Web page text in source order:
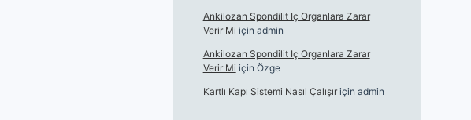
Ankilozan Spondilit Iç Organlara Zarar
Verir Mi için admin
Ankilozan Spondilit Iç Organlara Zarar
Verir Mi için Özge
Kartlı Kapı Sistemi Nasıl Çalışıriçin admin